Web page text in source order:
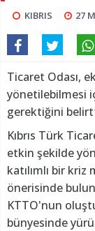
KIBRIS 27
Ticaret Odası,
yönetilebilmesi
gerektiğini
Kıbrıs Türk
etkin şekilde
katılımlı bir kriz
önerisinde
KTTO'nun
bünyesinde